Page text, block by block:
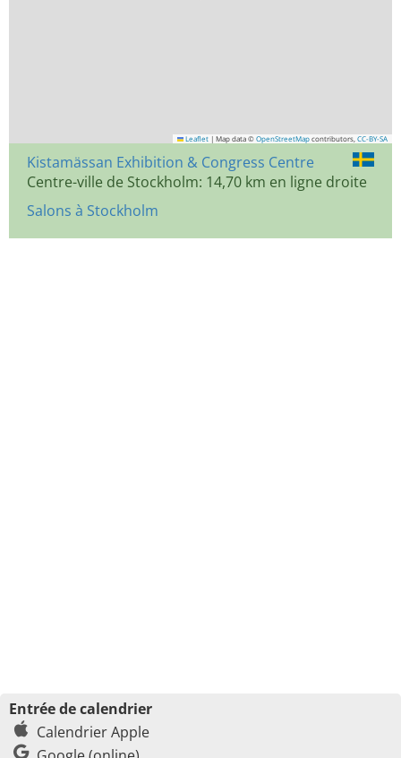
Leaflet | Map data © OpenStreetMap contributors, CC-BY-SA
Kistamässan Exhibition & Congress Centre
Centre-ville de Stockholm: 14,70 km en ligne droite
Salons à Stockholm
Entrée de calendrier
Calendrier Apple